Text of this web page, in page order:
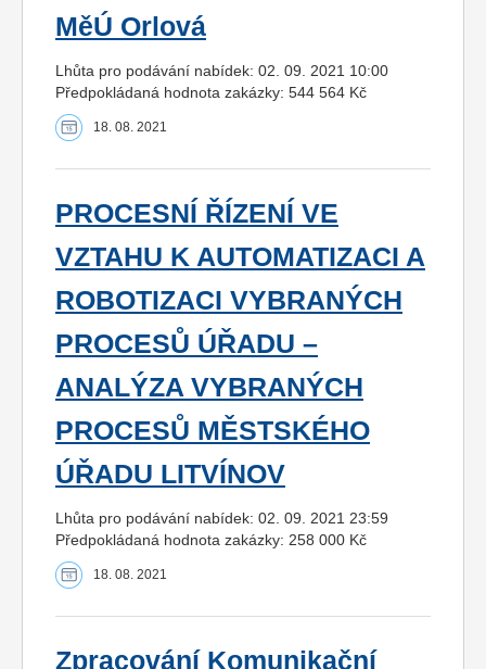
MěÚ Orlová
Lhůta pro podávání nabídek: 02. 09. 2021 10:00
Předpokládaná hodnota zakázky: 544 564 Kč
18. 08. 2021
PROCESNÍ ŘÍZENÍ VE
VZTAHU K AUTOMATIZACI A
ROBOTIZACI VYBRANÝCH
PROCESŮ ÚŘADU –
ANALÝZA VYBRANÝCH
PROCESŮ MĚSTSKÉHO
ÚŘADU LITVÍNOV
Lhůta pro podávání nabídek: 02. 09. 2021 23:59
Předpokládaná hodnota zakázky: 258 000 Kč
18. 08. 2021
Zpracování Komunikační